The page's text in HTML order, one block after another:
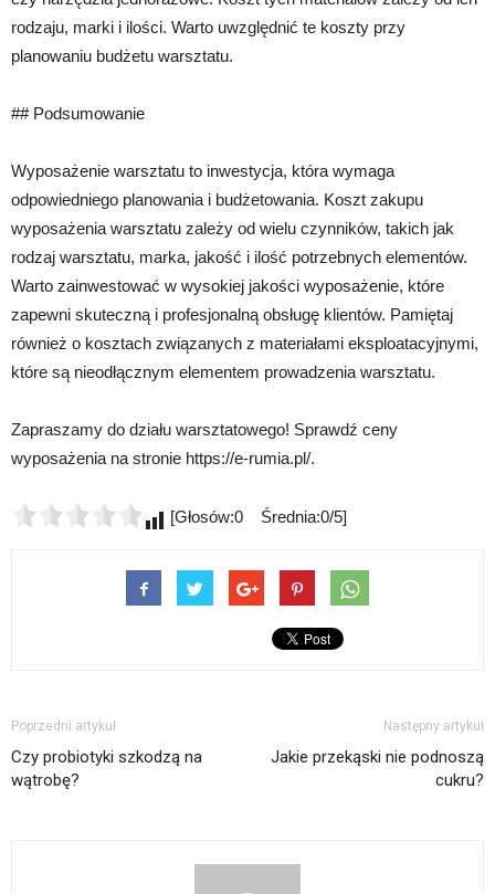
rodzaju, marki i ilości. Warto uwzględnić te koszty przy
planowaniu budżetu warsztatu.
## Podsumowanie
Wyposażenie warsztatu to inwestycja, która wymaga
odpowiedniego planowania i budżetowania. Koszt zakupu
wyposażenia warsztatu zależy od wielu czynników, takich jak
rodzaj warsztatu, marka, jakość i ilość potrzebnych elementów.
Warto zainwestować w wysokiej jakości wyposażenie, które
zapewni skuteczną i profesjonalną obsługę klientów. Pamiętaj
również o kosztach związanych z materiałami eksploatacyjnymi,
które są nieodłącznym elementem prowadzenia warsztatu.
Zapraszamy do działu warsztatowego! Sprawdź ceny
wyposażenia na stronie https://e-rumia.pl/.
[Głosów:0 Średnia:0/5]
Poprzedni artykuł
Czy probiotyki szkodzą na
wątrobę?
Następny artykuł
Jakie przekąski nie podnoszą
cukru?